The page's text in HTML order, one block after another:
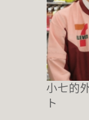
小七的
ト